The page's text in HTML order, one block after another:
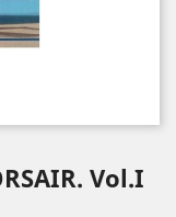
Vol.I